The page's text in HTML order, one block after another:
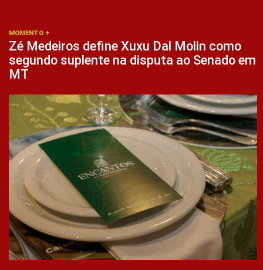
MOMENTO +
Zé Medeiros define Xuxu Dal Molin como
segundo suplente na disputa ao Senado em
MT